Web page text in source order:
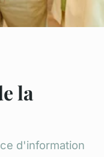
la
d'information